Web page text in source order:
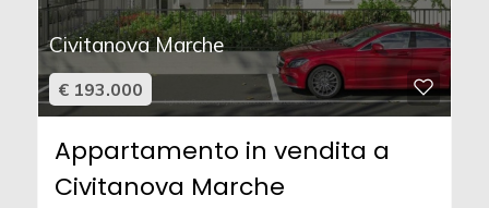
Civitanova Marche
€ 193.000
Appartamento in vendita a
Civitanova Marche